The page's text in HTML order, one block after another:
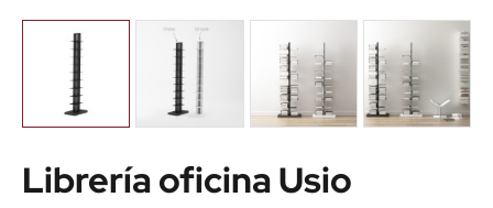
Librería oficina Usio